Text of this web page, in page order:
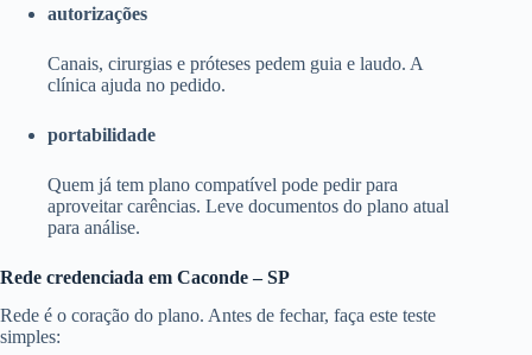
autorizações
Canais, cirurgias e próteses pedem guia e laudo. A
clínica ajuda no pedido.
portabilidade
Quem já tem plano compatível pode pedir para
aproveitar carências. Leve documentos do plano atual
para análise.
Rede credenciada em Caconde – SP
Rede é o coração do plano. Antes de fechar, faça este teste
simples: